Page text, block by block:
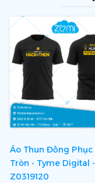
Áo Thun Đồng Phục
Tròn - Tyme Digital -
Z0319120